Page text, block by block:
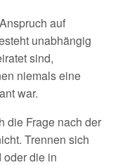
auf
unabhängig
sind,
niemals eine
war.
die Frage nach der
Trennen sich
oder die in